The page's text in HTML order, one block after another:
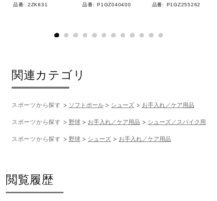
品番: 2ZK831 品番: P1GZ040400 品番: P1GZ255262
関連カテゴリ
スポーツから探す ソフトボール シューズ お手入れ／ケア用品
スポーツから探す 野球 お手入れ／ケア用品 シューズ／スパイク用
スポーツから探す 野球 シューズ お手入れ／ケア用品
閲覧履歴